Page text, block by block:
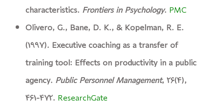
characteristics. Frontiers in Psychology. PMC
Olivero, G., Bane, D. K., & Kopelman, R. E.
(1997). Executive coaching as a transfer of
training tool: Effects on productivity in a public
agency. Public Personnel Management, 26(4),
461-472. ResearchGate